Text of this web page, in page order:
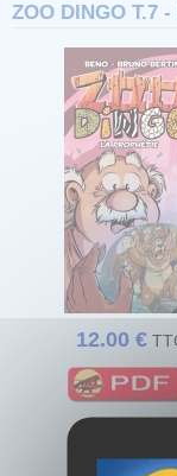
ZOO DINGO T.7
12.00 €